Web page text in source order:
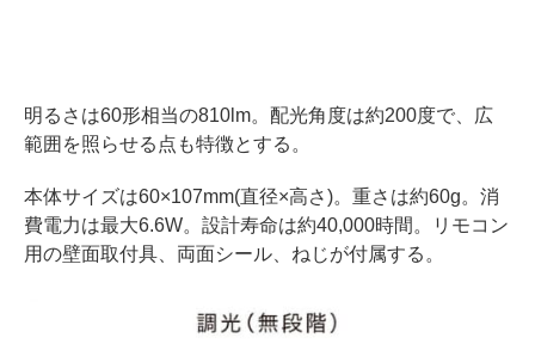
明るさは60形相当の810lm。配光角度は約200度で、広
範囲を照らせる点も特徴とする。
本体サイズは60×107mm(直径×高さ)。重さは約60g。消
費電力は最大6.6W。設計寿命は約40,000時間。リモコン
用の壁面取付具、両面シール、ねじが付属する。